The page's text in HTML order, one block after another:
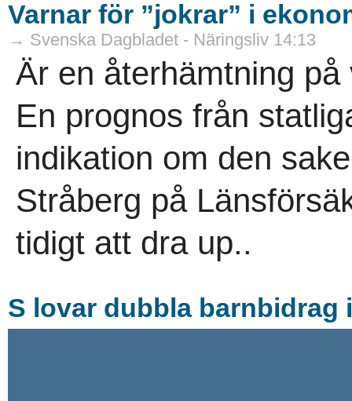
Varnar för ”jokrar” i
→ Svenska Dagbladet - Näringsliv 14:13
Är en återhämtning
En prognos från
indikation om den
Stråberg på
tidigt att dra up..
S lovar dubbla